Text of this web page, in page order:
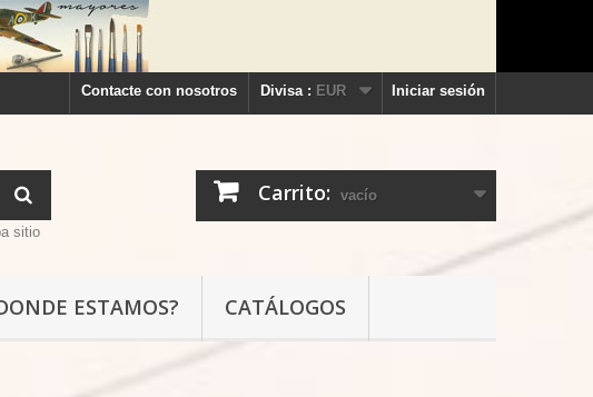
Iniciar sesión
Divisa : EUR
Contacte con nosotros
Carrito: vacío
sitio
ESTAMOS? CATÁLOGOS